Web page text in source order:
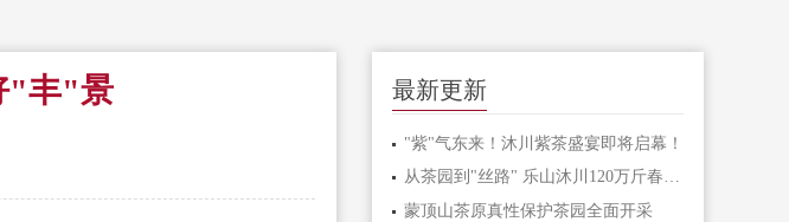
"丰"景 最新更新
"紫"气东来！沐川紫茶盛宴即将启幕！
从茶园到"丝路" 乐山沐川120万斤春茶这样
蒙顶山茶原真性保护茶园全面开采